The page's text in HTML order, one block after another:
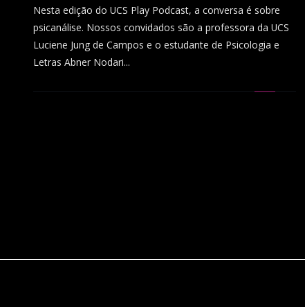
Nesta edição do UCS Play Podcast, a conversa é sobre
psicanálise. Nossos convidados são a professora da UCS
Luciene Jung de Campos e o estudante de Psicologia e
Letras Abner Nodari...